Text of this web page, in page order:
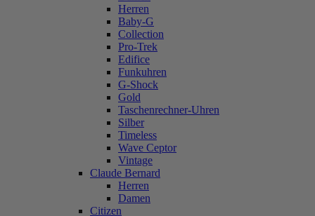
Herren
Baby-G
Collection
Pro-Trek
Edifice
Funkuhren
G-Shock
Gold
Taschenrechner-Uhren
Silber
Timeless
Wave Ceptor
Vintage
Claude Bernard
Herren
Damen
Citizen